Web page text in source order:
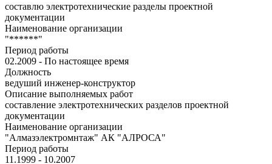
составлю электротехнические разделы проектной
документации
Наименование организации
"******"
Период работы
02.2009 - По настоящее время
Должность
ведуший инженер-конструктор
Описание выполняемых работ
составление электротехнических разделов проектной
документации
Наименование организации
"Алмазэлектромнтаж" АК "АЛРОСА"
Период работы
11.1999 - 10.2007